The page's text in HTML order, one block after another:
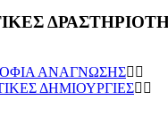
ΑΝΑΓΝΩΣΗΣ
ΔΗΜΙΟΥΡΓΙΕΣ